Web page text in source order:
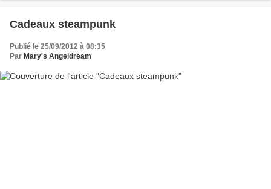
Cadeaux steampunk
Publié le 25/09/2012 à 08:35
Par Mary's Angeldream